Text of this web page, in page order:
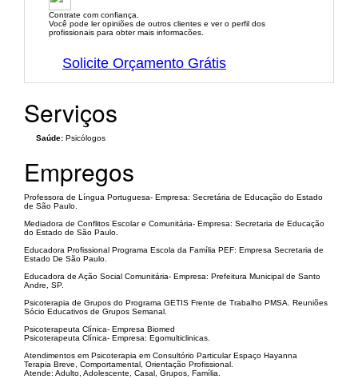
Contrate com confiança.
Você pode ler opiniões de outros clientes e ver o perfil dos
profissionais para obter mais informacões.
Solicite Orçamento Grátis
Serviços
Saúde: Psicólogos
Empregos
Professora de Língua Portuguesa- Empresa: Secretária de Educação do Estado
de São Paulo.
Mediadora de Conflitos Escolar e Comunitária- Empresa: Secretaria de Educação
do Estado de São Paulo.
Educadora Profissional Programa Escola da Família PEF: Empresa Secretaria de
Estado De São Paulo.
Educadora de Ação Social Comunitária- Empresa: Prefeitura Municipal de Santo
Andre, SP.
Psicoterapia de Grupos do Programa GETIS Frente de Trabalho PMSA. Reuniões
Sócio Educativos de Grupos Semanal.
Psicoterapeuta Clínica- Empresa Biomed
Psicoterapeuta Clínica- Empresa: Egomulticlinicas.
Atendimentos em Psicoterapia em Consultório Particular Espaço Hayanna
Terapia Breve, Comportamental, Orientação Profissional.
Atende: Adulto, Adolescente, Casal, Grupos, Família.